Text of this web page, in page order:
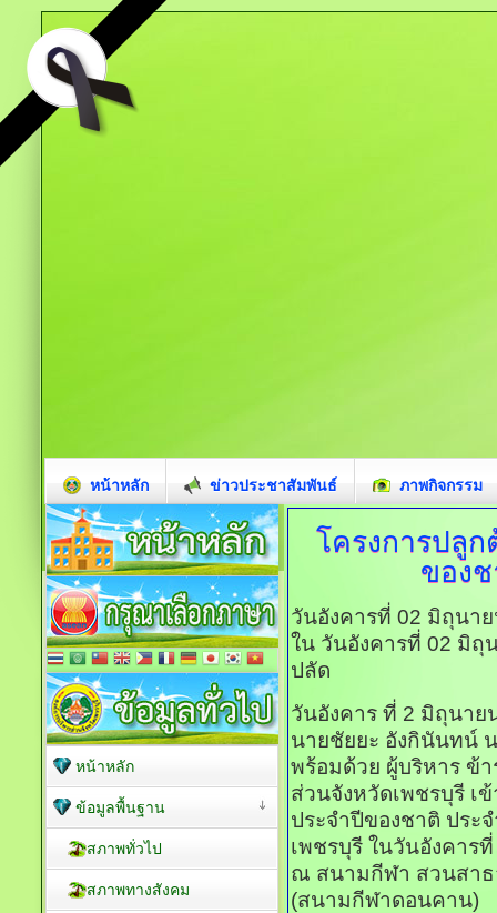
หน้าหลัก ข่าวประชาสัมพันธ์ ภาพกิจกรรม
โครงการปลู
ของช
วันอังคารที่ 02 มิถุนา
ใน วันอังคารที่ 02 มิถุ
ปลัด
วันอังคาร ที่ 2 มิถุนาย
นายชัยยะ อังกินันทน์
พร้อมด้วย ผู้บริหาร ข้
ส่วนจังหวัดเพชรบุรี เ
ประจำปีของชาติ ประ
เพชรบุรี ในวันอังคาร
ณ สนามกีฬา สวนสาธ
(สนามกีฬาดอนคาน)
หน้าหลัก
ข้อมูลพื้นฐาน
สภาพทั่วไป
สภาพทางสังคม